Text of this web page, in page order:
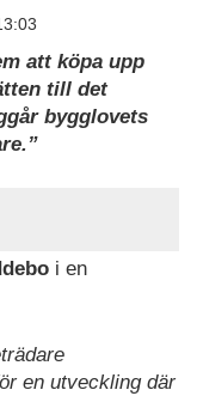
att köpa upp
till det
bygglovets
i en
en utveckling där